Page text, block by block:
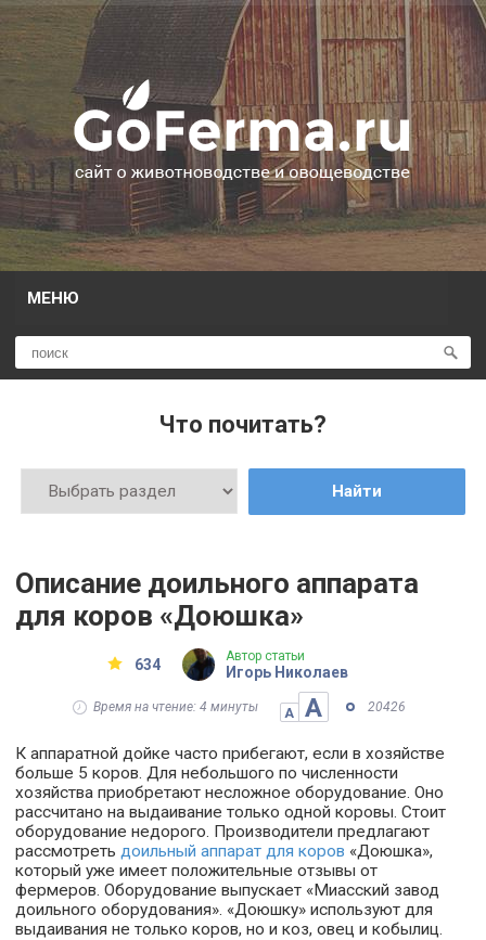
МЕНЮ
Что почитать?
Найти
Описание доильного аппарата
для коров «Доюшка»
634 Автор статьи
Игорь Николаев
Время на чтение: 4 минуты А А 20426
К аппаратной дойке часто прибегают, если в хозяйстве
больше 5 коров. Для небольшого по численности
хозяйства приобретают несложное оборудование. Оно
рассчитано на выдаивание только одной коровы. Стоит
оборудование недорого. Производители предлагают
рассмотретьдоильный аппарат для коров «Доюшка»,
который уже имеет положительные отзывы от
фермеров. Оборудование выпускает «Миасский завод
доильного оборудования». «Доюшку» используют для
выдаивания не только коров, но и коз, овец и кобылиц.